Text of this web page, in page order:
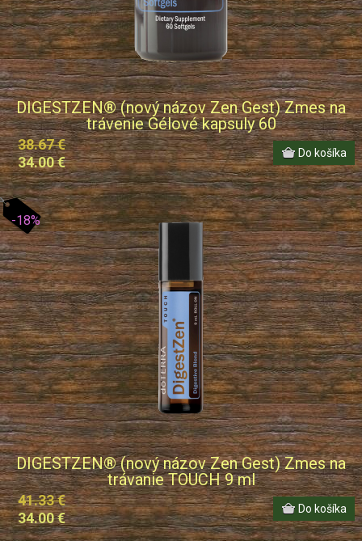
DIGESTZEN® (nový názov Zen Gest) Zmes na
trávenie Gélové kapsuly 60
38.67 €
34.00 €
-18%
DIGESTZEN® (nový názov Zen Gest) Zmes na
trávanie TOUCH 9 ml
41.33 €
34.00 €